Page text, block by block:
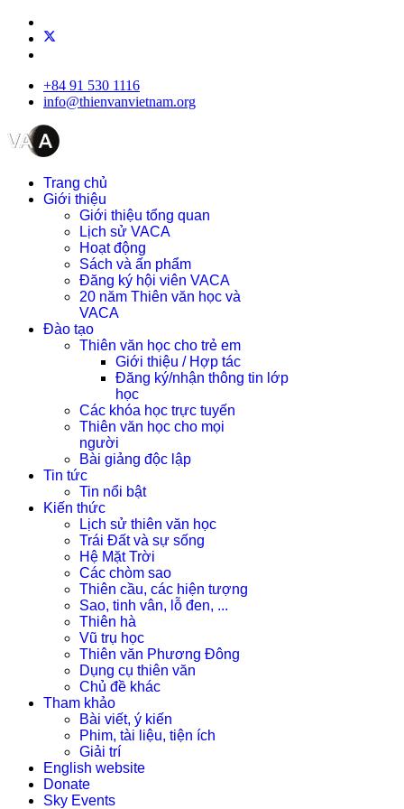
+84 91 530 1116
info@thienvanvietnam.org
Trang chủ
Giới thiệu
Giới thiệu tổng quan
Lịch sử VACA
Hoạt động
Sách và ấn phẩm
Đăng ký hội viên VACA
20 năm Thiên văn học và
VACA
Đào tạo
Thiên văn học cho trẻ em
Giới thiệu / Hợp tác
Đăng ký/nhận thông tin lớp
học
Các khóa học trực tuyến
Thiên văn học cho mọi
người
Bài giảng độc lập
Tin tức
Tin nổi bật
Kiến thức
Lịch sử thiên văn học
Trái Đất và sự sống
Hệ Mặt Trời
Các chòm sao
Thiên cầu, các hiện tượng
Sao, tinh vân, lỗ đen, ...
Thiên hà
Vũ trụ học
Thiên văn Phương Đông
Dụng cụ thiên văn
Chủ đề khác
Tham khảo
Bài viết, ý kiến
Phim, tài liệu, tiện ích
Giải trí
English website
Donate
Sky Events